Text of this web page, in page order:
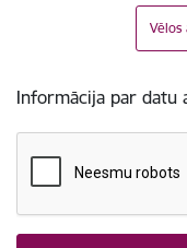
Vēlos
Informācija par datu